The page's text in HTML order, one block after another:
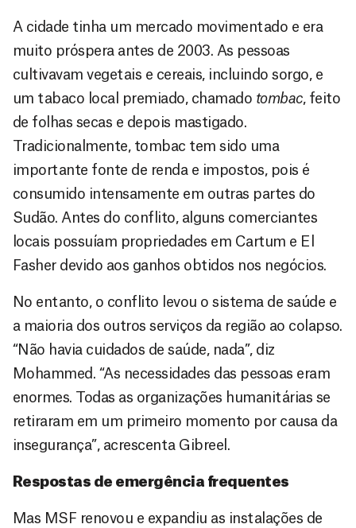
A cidade tinha um mercado movimentado e era
muito próspera antes de 2003. As pessoas
cultivavam vegetais e cereais, incluindo sorgo, e
um tabaco local premiado, chamado tombac, feito
de folhas secas e depois mastigado.
Tradicionalmente, tombac tem sido uma
importante fonte de renda e impostos, pois é
consumido intensamente em outras partes do
Sudão. Antes do conflito, alguns comerciantes
locais possuíam propriedades em Cartum e El
Fasher devido aos ganhos obtidos nos negócios.
No entanto, o conflito levou o sistema de saúde e
a maioria dos outros serviços da região ao colapso.
“Não havia cuidados de saúde, nada”, diz
Mohammed. “As necessidades das pessoas eram
enormes. Todas as organizações humanitárias se
retiraram em um primeiro momento por causa da
insegurança”, acrescenta Gibreel.
Respostas de emergência frequentes
Mas MSF renovou e expandiu as instalações de